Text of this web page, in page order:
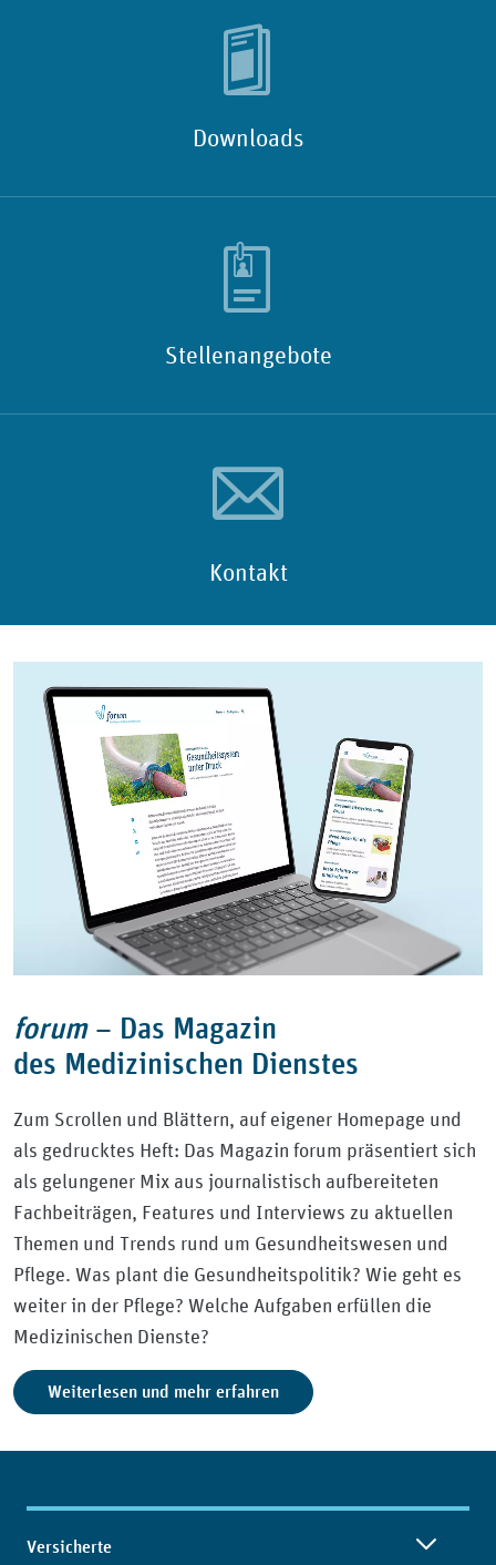
Downloads
Stellenangebote
Kontakt
forum – Das Magazin
des Medizinischen Dienstes
Zum Scrollen und Blättern, auf eigener Homepage und
als gedrucktes Heft: Das Magazin forum präsentiert sich
als gelungener Mix aus journalistisch aufbereiteten
Fachbeiträgen, Features und Interviews zu aktuellen
Themen und Trends rund um Gesundheitswesen und
Pflege. Was plant die Gesundheitspolitik? Wie geht es
weiter in der Pflege? Welche Aufgaben erfüllen die
Medizinischen Dienste?
Weiterlesen und mehr erfahren
Inhaltsübersicht
Versicherte